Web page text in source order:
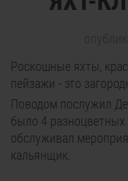
Роскошные яхты,
пейзажи - это
Поводом послужил
было 4 разноцветных
обслуживал
кальянщик.